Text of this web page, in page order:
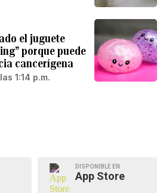
el juguete
porque puede
cancerígena
1:14 p.m.
DISPONIBLE EN
App Store